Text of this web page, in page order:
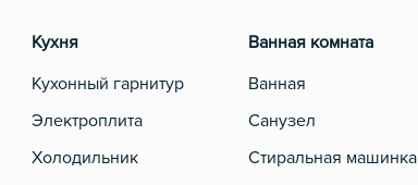
Кухня
Кухонный гарнитур
Электроплита
Холодильник
Ванная комната
Ванная
Санузел
Стиральная машинка